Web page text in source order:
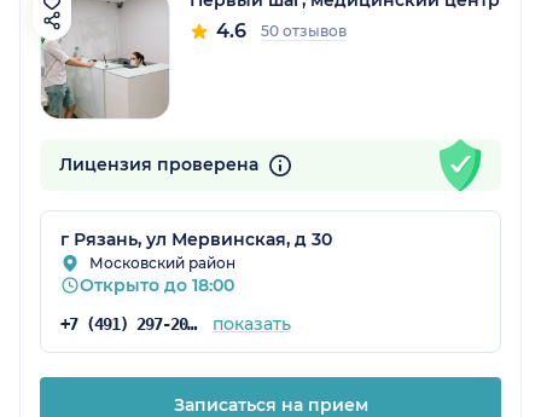
4.6 50 отзывов
Лицензия проверена
г Рязань, ул Мервинская, д 30
Московский район
Открыто до 18:00
+7 (491) 297-20-54 показать
Записаться на прием